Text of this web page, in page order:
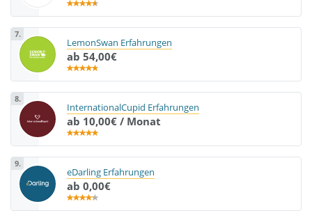
7.
LemonSwan Erfahrungen
ab 54,00€
8.
InternationalCupid Erfahrungen
ab 10,00€ / Monat
9.
eDarling Erfahrungen
ab 0,00€